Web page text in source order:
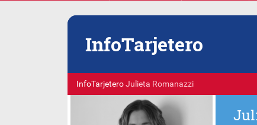
InfoTarjetero
InfoTarjeteroJulieta Romanazzi